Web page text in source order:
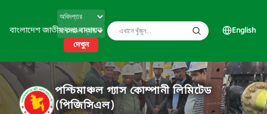
বাংলাদেশ জাতীয় তথ্য বাতায়ন
দেখুন
English
পশ্চিমাঞ্চল গ্যাস কোম্পানী লিমিটেড
(পিজিসিএল)